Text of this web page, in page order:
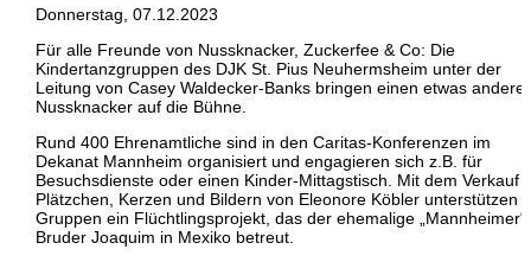
Donnerstag, 07.12.2023
Für alle Freunde von Nussknacker, Zuckerfee & Co: Die
Kindertanzgruppen des DJK St. Pius Neuhermsheim unter der
Leitung von Casey Waldecker-Banks bringen einen etwas
Nussknacker auf die Bühne.
Rund 400 Ehrenamtliche sind in den Caritas-Konferenzen im
Dekanat Mannheim organisiert und engagieren sich z.B. für
Besuchsdienste oder einen Kinder-Mittagstisch. Mit dem Verkauf
Plätzchen, Kerzen und Bildern von Eleonore Köbler unterstützen
Gruppen ein Flüchtlingsprojekt, das der ehemalige „Mannheimer“
Bruder Joaquim in Mexiko betreut.